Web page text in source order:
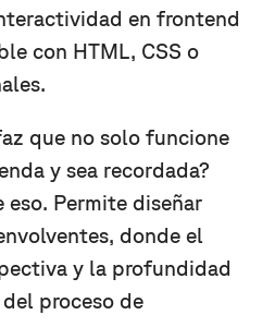
en frontend
con HTML, CSS o
que no solo funcione
y sea recordada?
eso. Permite diseñar
donde el
y la profundidad
proceso de